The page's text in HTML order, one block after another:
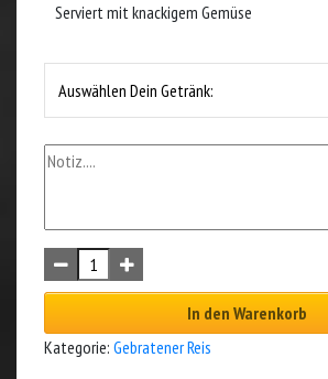
Serviert mit knackigem Gemüse
Auswählen Dein Getränk:
In den Warenkorb
Kategorie: Gebratener Reis